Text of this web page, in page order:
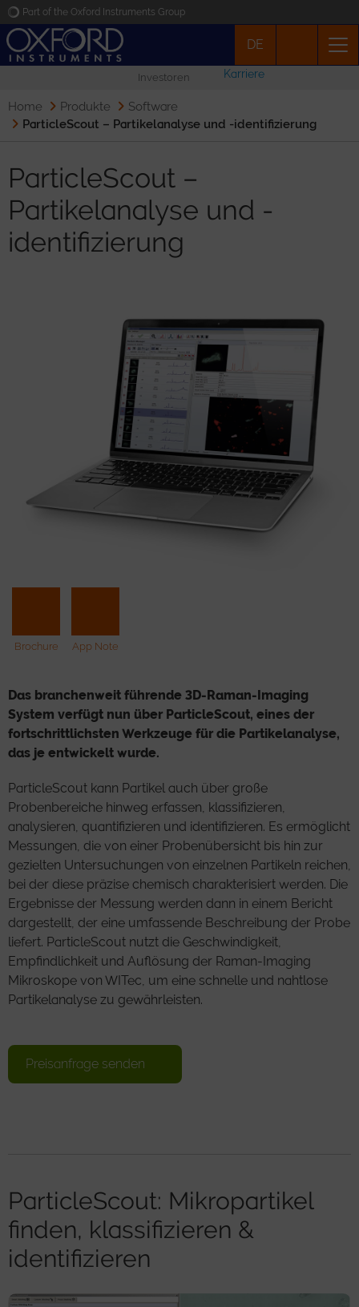
Part of the Oxford Instruments Group
Veranstaltungen
DE
Investoren Karriere
Home Produkte
Software
ParticleScout – Partikelanalyse und -identifizierung
ParticleScout –
Partikelanalyse und -
identifizierung
Brochure App Note
Das branchenweit führende 3D-Raman-Imaging
System verfügt nun über ParticleScout, eines der
fortschrittlichsten Werkzeuge für die Partikelanalyse,
das je entwickelt wurde.
ParticleScout kann Partikel auch über große
Probenbereiche hinweg erfassen, klassifizieren,
analysieren, quantifizieren und identifizieren. Es ermöglicht
Messungen, die von einer Probenübersicht bis hin zur
gezielten Untersuchungen von einzelnen Partikeln reichen,
bei der diese präzise chemisch charakterisiert werden. Die
Ergebnisse der Messung werden dann in einem Bericht
dargestellt, der eine umfassende Beschreibung der Probe
liefert. ParticleScout nutzt die Geschwindigkeit,
Empfindlichkeit und Auflösung der Raman-Imaging
Mikroskope von WITec, um eine schnelle und nahtlose
Partikelanalyse zu gewährleisten.
Preisanfrage senden
ParticleScout: Mikropartikel
finden, klassifizieren &
identifizieren